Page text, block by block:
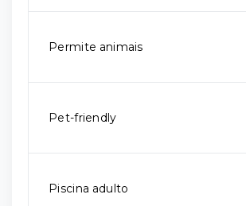
Permite animais
Pet-friendly
Piscina adulto